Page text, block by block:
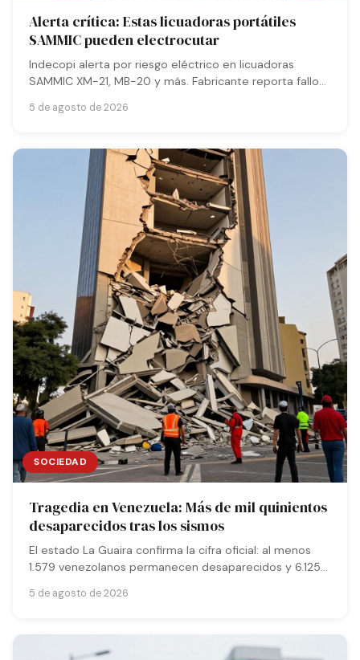
Alerta crítica: Estas licuadoras portátiles
SAMMIC pueden electrocutar
Indecopi alerta por riesgo eléctrico en licuadoras
SAMMIC XM-21, MB-20 y más. Fabricante reporta fallos
usuarios.
5 de agosto de 2026
SOCIEDAD
Tragedia en Venezuela: Más de mil quinientos
desaparecidos tras los sismos
El estado La Guaira confirma la cifra oficial: al menos
1.579 venezolanos permanecen desaparecidos y 6.125
del pasado mes de junio en el país sudamericano.
5 de agosto de 2026